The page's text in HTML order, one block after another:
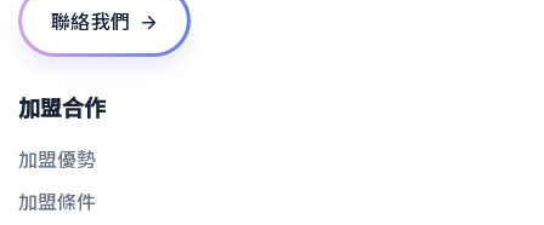
聯絡我們
加盟合作
加盟優勢
加盟條件